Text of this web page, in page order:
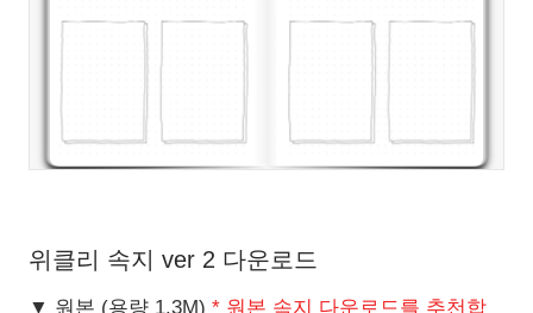
위클리 속지 ver 2 다운로드
▼ 원본 (용량 1.3M) * 원본 속지 다운로드를 추천합